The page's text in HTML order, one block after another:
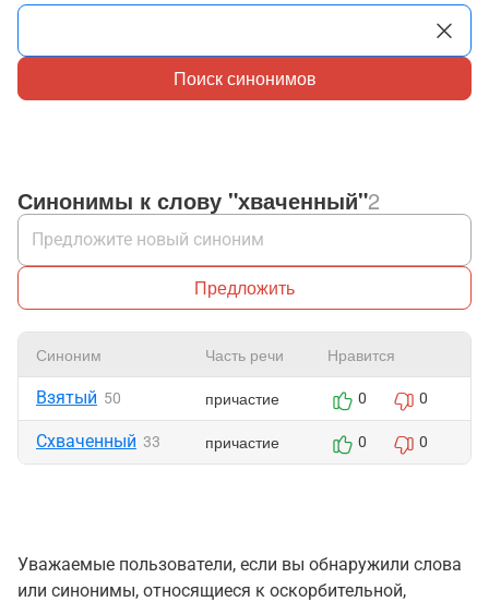
Поиск синонимов
Синонимы к слову "хваченный"2
Предложить
Синоним Часть речи Нравится
Взятый 50 причастие 0 0
Схваченный 33 причастие 0 0
Уважаемые пользователи, если вы обнаружили слова
или синонимы, относящиеся к оскорбительной,